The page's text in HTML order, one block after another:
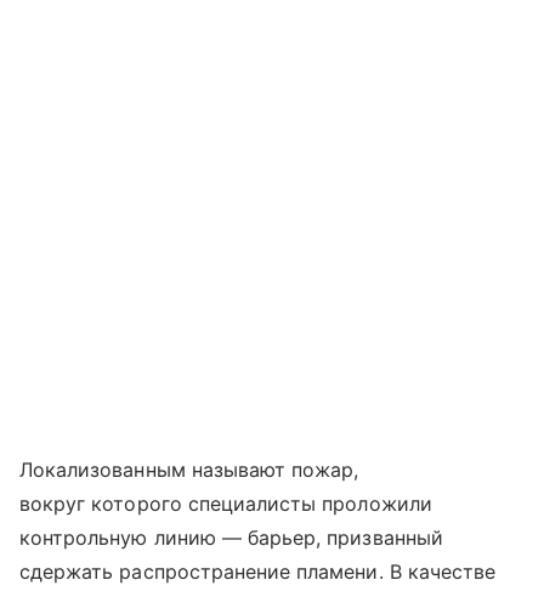
Локализованным называют пожар,
вокруг которого специалисты проложили
контрольную линию — барьер, призванный
сдержать распространение пламени. В качестве